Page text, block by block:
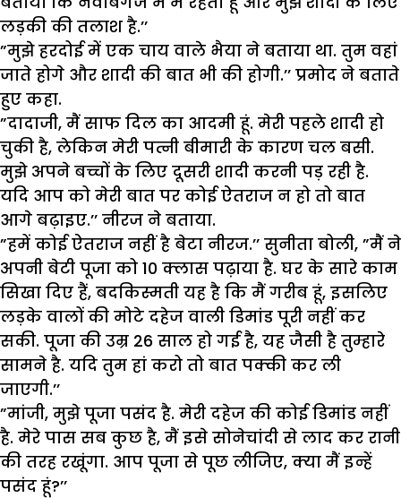
लड़की की तलाश है.’’
”मुझे हरदोई में एक चाय वाले भैया ने बताया था. तुम वहां
जाते होगे और शादी की बात भी की होगी.’’ प्रमोद ने बताते
हुए कहा.
”दादाजी, मैं साफ दिल का आदमी हूं. मेरी पहले शादी हो
चुकी है, लेकिन मेरी पत्नी बीमारी के कारण चल बसी.
मुझे अपने बच्चों के लिए दूसरी शादी करनी पड़ रही है.
यदि आप को मेरी बात पर कोई ऐतराज न हो तो बात
आगे बढ़ाइए.’’ नीरज ने बताया.
”हमें कोई ऐतराज नहीं है बेटा नीरज.’’ सुनीता बोली, ”मैं ने
अपनी बेटी पूजा को 10 क्लास पढ़ाया है. घर के सारे काम
सिखा दिए हैं, बदकिस्मती यह है कि मैं गरीब हूं, इसलिए
लड़के वालों की मोटे दहेज वाली डिमांड पूरी नहीं कर
सकी. पूजा की उम्र 26 साल हो गई है, यह जैसी है तुम्हारे
सामने है. यदि तुम हां करो तो बात पक्की कर ली
जाएगी.’’
”मांजी, मुझे पूजा पसंद है. मेरी दहेज की कोई डिमांड नहीं
है. मेरे पास सब कुछ है, मैं इसे सोनेचांदी से लाद कर रानी
की तरह रखूंगा. आप पूजा से पूछ लीजिए, क्या मैं इन्हें
पसंद हूं?’’